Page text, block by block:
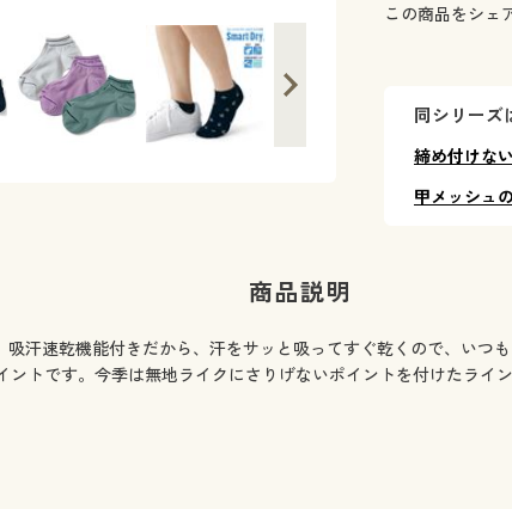
この商品をシェ
同シリーズ
締め付けな
甲メッシュ
商品説明
汗速乾機能付きだから、汗をサッと吸ってすぐ乾くので、い
トです。今季は無地ライクにさりげないポイントを付けたライ